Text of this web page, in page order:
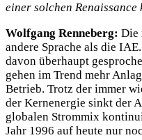
einer solchen Renaissance
Wolfgang Renneberg: Die
andere Sprache als die
davon überhaupt
gehen im Trend mehr
Betrieb. Trotz der immer
der Kernenergie sinkt der
globalen Strommix
Jahr 1996 auf heute nur